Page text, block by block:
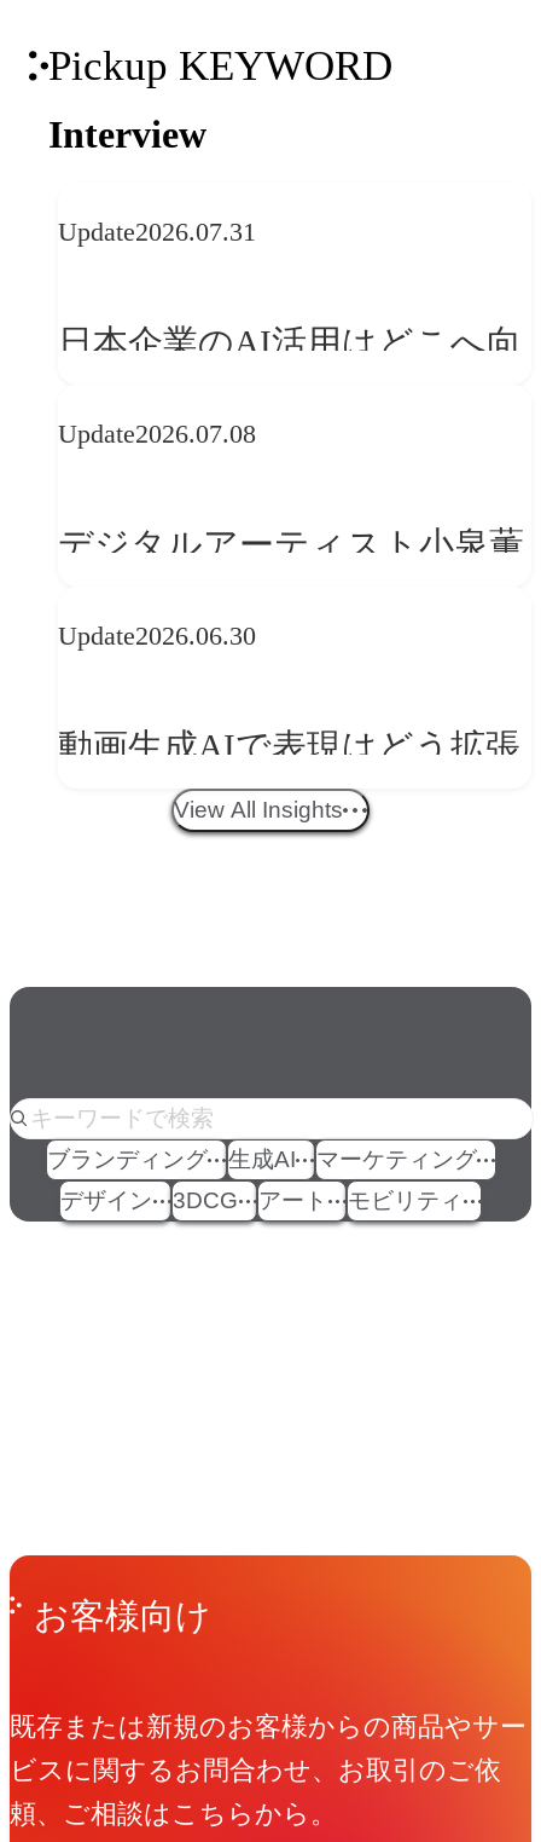
Pickup KEYWORD
Interview
Update2026.07.31
日本企業のAI活用はどこへ向
レンドに見る「人間中心」へ
Update2026.07.08
デジタルアーティスト小泉薫
ークフロー設計と「ノイズと
Update2026.06.30
動画生成AIで表現はどう拡張
する？映像ディレクター橋本
View All Insights
人気のkeyword
ブランディング 生成AI
マーケティング
デザイン
3DCG アート モビリティ
Get in Touchお問い合わせ
お客様向け
既存または新規のお客様からの商品やサー
ビスに関するお問合わせ、お取引のご依
頼、ご相談はこちらから。